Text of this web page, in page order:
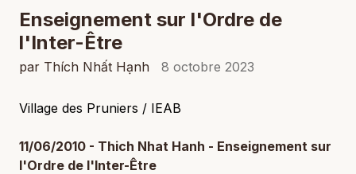
Enseignement sur l'Ordre de
l'Inter-Être
par Thích Nhất Hạnh 8 octobre 2023
Village des Pruniers / IEAB
11/06/2010 - Thich Nhat Hanh - Enseignement sur
l'Ordre de l'Inter-Être